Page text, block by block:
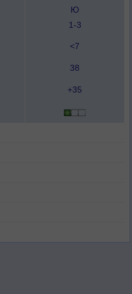
Ю
1-3
<7
38
+35